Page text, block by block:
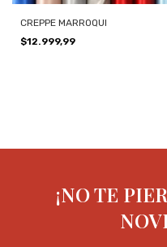
CREPPE MARROQUI
$12.999,99
¡NO TE